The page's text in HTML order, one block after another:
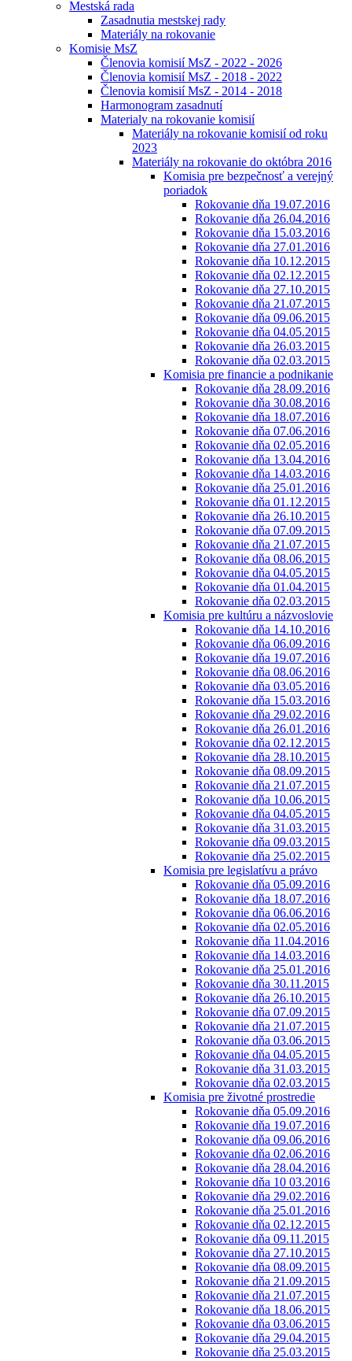
Mestská rada
Zasadnutia mestskej rady
Materiály na rokovanie
Komisie MsZ
Členovia komisií MsZ - 2022 - 2026
Členovia komisií MsZ - 2018 - 2022
Členovia komisií MsZ - 2014 - 2018
Harmonogram zasadnutí
Materialy na rokovanie komisií
Materiály na rokovanie komisií od roku
2023
Materiály na rokovanie do októbra 2016
Komisia pre bezpečnosť a verejný
poriadok
Rokovanie dňa 19.07.2016
Rokovanie dňa 26.04.2016
Rokovanie dňa 15.03.2016
Rokovanie dňa 27.01.2016
Rokovanie dňa 10.12.2015
Rokovanie dňa 02.12.2015
Rokovanie dňa 27.10.2015
Rokovanie dňa 21.07.2015
Rokovanie dňa 09.06.2015
Rokovanie dňa 04.05.2015
Rokovanie dňa 26.03.2015
Rokovanie dňa 02.03.2015
Komisia pre financie a podnikanie
Rokovanie dňa 28.09.2016
Rokovanie dňa 30.08.2016
Rokovanie dňa 18.07.2016
Rokovanie dňa 07.06.2016
Rokovanie dňa 02.05.2016
Rokovanie dňa 13.04.2016
Rokovanie dňa 14.03.2016
Rokovanie dňa 25.01.2016
Rokovanie dňa 01.12.2015
Rokovanie dňa 26.10.2015
Rokovanie dňa 07.09.2015
Rokovanie dňa 21.07.2015
Rokovanie dňa 08.06.2015
Rokovanie dňa 04.05.2015
Rokovanie dňa 01.04.2015
Rokovanie dňa 02.03.2015
Komisia pre kultúru a názvoslovie
Rokovanie dňa 14.10.2016
Rokovanie dňa 06.09.2016
Rokovanie dňa 19.07.2016
Rokovanie dňa 08.06.2016
Rokovanie dňa 03.05.2016
Rokovanie dňa 15.03.2016
Rokovanie dňa 29.02.2016
Rokovanie dňa 26.01.2016
Rokovanie dňa 02.12.2015
Rokovanie dňa 28.10.2015
Rokovanie dňa 08.09.2015
Rokovanie dňa 21.07.2015
Rokovanie dňa 10.06.2015
Rokovanie dňa 04.05.2015
Rokovanie dňa 31.03.2015
Rokovanie dňa 09.03.2015
Rokovanie dňa 25.02.2015
Komisia pre legislatívu a právo
Rokovanie dňa 05.09.2016
Rokovanie dňa 18.07.2016
Rokovanie dňa 06.06.2016
Rokovanie dňa 02.05.2016
Rokovanie dňa 11.04.2016
Rokovanie dňa 14.03.2016
Rokovanie dňa 25.01.2016
Rokovanie dňa 30.11.2015
Rokovanie dňa 26.10.2015
Rokovanie dňa 07.09.2015
Rokovanie dňa 21.07.2015
Rokovanie dňa 03.06.2015
Rokovanie dňa 04.05.2015
Rokovanie dňa 31.03.2015
Rokovanie dňa 02.03.2015
Komisia pre životné prostredie
Rokovanie dňa 05.09.2016
Rokovanie dňa 19.07.2016
Rokovanie dňa 09.06.2016
Rokovanie dňa 02.06.2016
Rokovanie dňa 28.04.2016
Rokovanie dňa 10 03.2016
Rokovanie dňa 29.02.2016
Rokovanie dňa 25.01.2016
Rokovanie dňa 02.12.2015
Rokovanie dňa 09.11.2015
Rokovanie dňa 27.10.2015
Rokovanie dňa 08.09.2015
Rokovanie dňa 21.09.2015
Rokovanie dňa 21.07.2015
Rokovanie dňa 18.06.2015
Rokovanie dňa 03.06.2015
Rokovanie dňa 29.04.2015
Rokovanie dňa 25.03.2015